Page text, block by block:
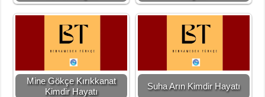
Mine Gökçe Kırıkkanat
Kimdir Hayatı
Suha Arın Kimdir Hayatı